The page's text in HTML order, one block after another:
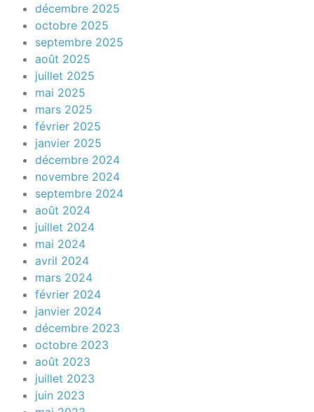
décembre 2025
octobre 2025
septembre 2025
août 2025
juillet 2025
mai 2025
mars 2025
février 2025
janvier 2025
décembre 2024
novembre 2024
septembre 2024
août 2024
juillet 2024
mai 2024
avril 2024
mars 2024
février 2024
janvier 2024
décembre 2023
octobre 2023
août 2023
juillet 2023
juin 2023